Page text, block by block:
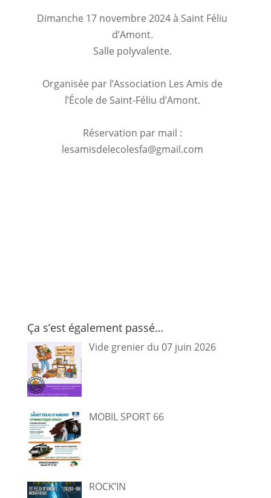
Dimanche 17 novembre 2024 à Saint Féliu
d’Amont.
Salle polyvalente.
Organisée par l’Association Les Amis de
l’École de Saint-Féliu d’Amont.
Réservation par mail :
lesamisdelecolesfa@gmail.com
Ça s’est également passé…
Vide grenier du 07 juin 2026
MOBIL SPORT 66
ROCK’IN